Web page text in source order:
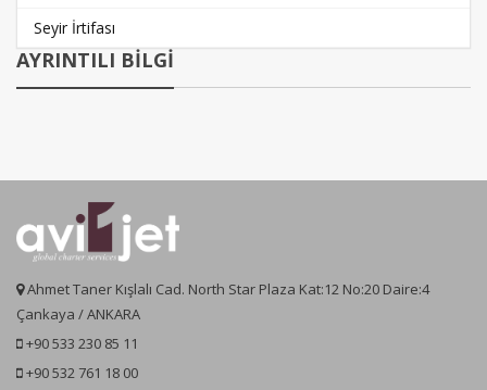
Seyir İrtifası
AYRINTILI BİLGİ
Ahmet Taner Kışlalı Cad. North Star Plaza Kat:12 No:20 Daire:4
Çankaya / ANKARA
+90 533 230 85 11
+90 532 761 18 00